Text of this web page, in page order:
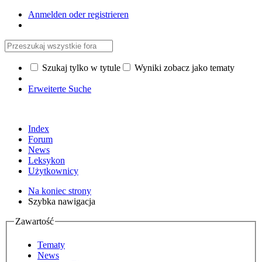
Anmelden oder registrieren
Szukaj tylko w tytule Wyniki zobacz jako tematy
Erweiterte Suche
Index
Forum
News
Leksykon
Użytkownicy
Na koniec strony
Szybka nawigacja
Zawartość
Tematy
News